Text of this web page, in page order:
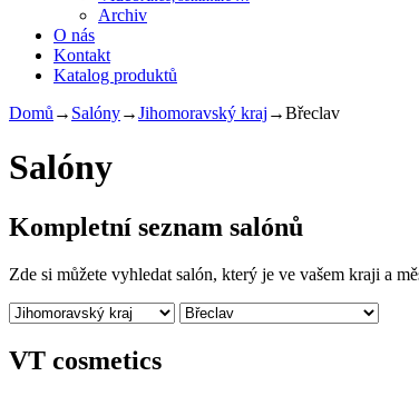
Archiv
O nás
Kontakt
Katalog produktů
Domů → Salóny→Jihomoravský kraj →Břeclav
Salóny
Kompletní seznam salónů
Zde si můžete vyhledat salón, který je ve vašem kraji a
VT cosmetics